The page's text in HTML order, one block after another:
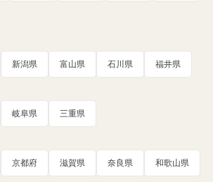
新潟県 富山県 石川県 福井県
岐阜県 三重県
京都府 滋賀県 奈良県 和歌山県